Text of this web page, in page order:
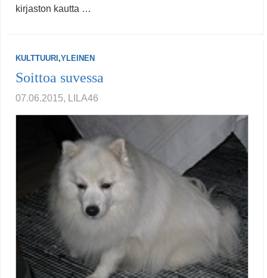
kirjaston kautta …
KULTTUURI ,YLEINEN
Soittoa suvessa
07.06.2015, LILA46